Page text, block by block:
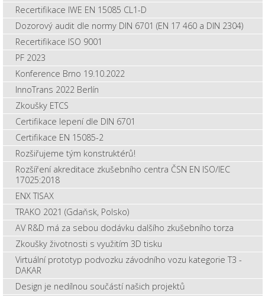
Recertifikace IWE EN 15085 CL1-D
Dozorový audit dle normy DIN 6701 (EN 17 460 a DIN 2304)
Recertifikace ISO 9001
PF 2023
Konference Brno 19.10.2022
InnoTrans 2022 Berlín
Zkoušky ETCS
Certifikace lepení dle DIN 6701
Certifikace EN 15085-2
Rozšiřujeme tým konstruktérů!
Rozšíření akreditace zkušebního centra ČSN EN ISO/IEC
17025:2018
ENX TISAX
TRAKO 2021 (Gdaňsk, Polsko)
AV R&D má za sebou dodávku dalšího zkušebního torza
Zkoušky životnosti s využitím 3D tisku
Virtuální prototyp podvozku závodního vozu kategorie T3 -
DAKAR
Design je nedílnou součástí našich projektů